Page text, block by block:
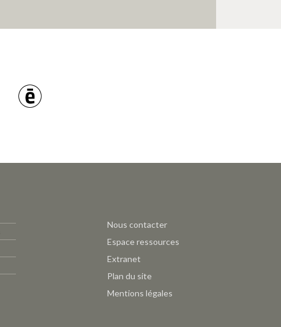
Pied
de
page
CAUE
-
Nous contacter
Espace ressources
Extranet
Plan du site
Mentions légales